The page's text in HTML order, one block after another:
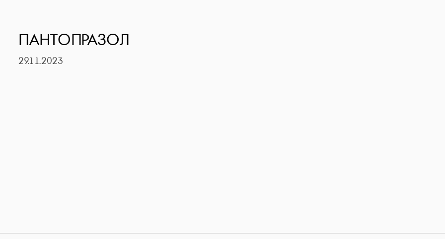
ПАНТОПРАЗОЛ
29.11.2023